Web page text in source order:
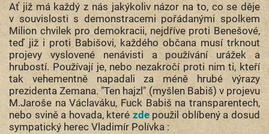
Ať již má každý z nás jakýkoliv názor na to, co se děje
v souvislosti s demonstracemi pořádanými spolkem
Milion chvilek pro demokracii, nejdříve proti Benešové,
teď již i proti Babišovi, každého občana musí trknout
projevy vyslovené nenávisti a používání urážek a
hrubostí. Používají je, nebo nezakročí proti nim ti, kteří
tak vehementně napadali za méně hrubé výrazy
prezidenta Zemana. "Ten hajzl" (myšlen Babiš) v projevu
M.Jaroše na Václaváku, Fuck Babiš na transparentech,
nebo svině a hovada, které zde použil oblíbený a dosud
sympatický herec Vladimír Polívka :